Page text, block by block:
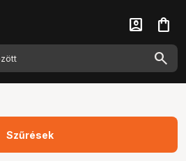
account_box shopping_bag
Szűrések